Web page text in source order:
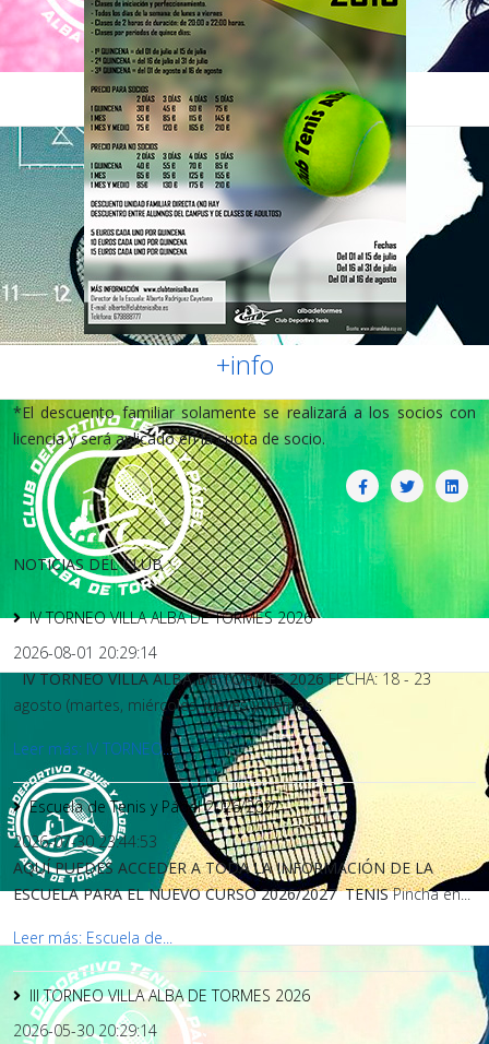
+info
*El descuento familiar solamente se realizará a los socios con
licencia y será aplicado en la cuota de socio.
NOTICIAS DEL CLUB
IV TORNEO VILLA ALBA DE TORMES 2026
2026-08-01 20:29:14
IV TORNEO VILLA ALBA DE TORMES 2026 FECHA: 18 - 23
agosto (martes, miércoles, jueves y viernes...
Leer más: IV TORNEO...
Escuela de Tenis y Pádel 2026/2027
2026-07-30 23:44:53
AQUÍ PUEDES ACCEDER A TODA LA INFORMACIÓN DE LA
ESCUELA PARA EL NUEVO CURSO 2026/2027 TENIS Pincha en...
Leer más: Escuela de...
III TORNEO VILLA ALBA DE TORMES 2026
2026-05-30 20:29:14